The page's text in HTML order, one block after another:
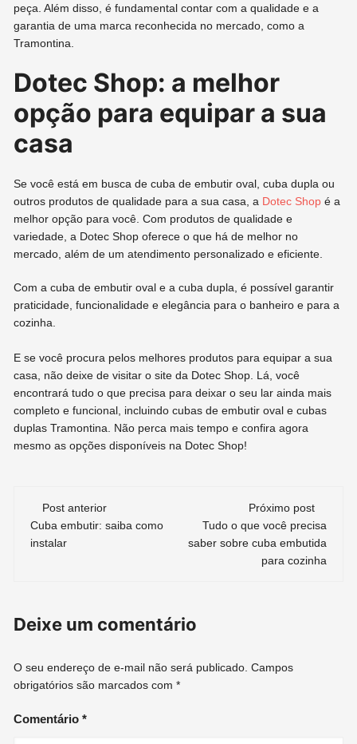
peça. Além disso, é fundamental contar com a qualidade e a
garantia de uma marca reconhecida no mercado, como a
Tramontina.
Dotec Shop: a melhor
opção para equipar a sua
casa
Se você está em busca de cuba de embutir oval, cuba dupla ou
outros produtos de qualidade para a sua casa, a Dotec Shop é a
melhor opção para você. Com produtos de qualidade e
variedade, a Dotec Shop oferece o que há de melhor no
mercado, além de um atendimento personalizado e eficiente.
Com a cuba de embutir oval e a cuba dupla, é possível garantir
praticidade, funcionalidade e elegância para o banheiro e para a
cozinha.
E se você procura pelos melhores produtos para equipar a sua
casa, não deixe de visitar o site da Dotec Shop. Lá, você
encontrará tudo o que precisa para deixar o seu lar ainda mais
completo e funcional, incluindo cubas de embutir oval e cubas
duplas Tramontina. Não perca mais tempo e confira agora
mesmo as opções disponíveis na Dotec Shop!
Navegação
de
Post anterior
Cuba embutir: saiba como
instalar
Próximo post
Tudo o que você precisa
saber sobre cuba embutida
para cozinha
Deixe um comentário
O seu endereço de e-mail não será publicado. Campos
obrigatórios são marcados com*
Comentário*